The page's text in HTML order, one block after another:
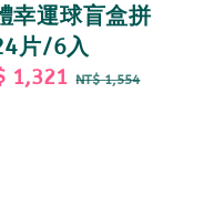
幸運球盲盒拼
片/6入
1,321 Regular
NT$ 1,554